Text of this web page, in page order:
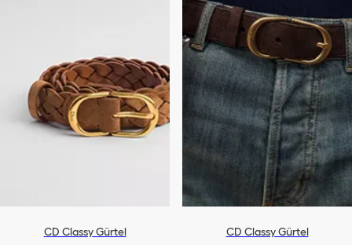
CD Classy Gürtel CD Classy Gürtel